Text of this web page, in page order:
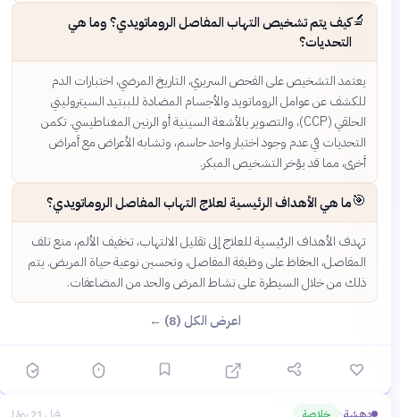
🔬كيف يتم تشخيص التهاب المفاصل الروماتويدي؟ وما هي
التحديات؟
يعتمد التشخيص على الفحص السريري، التاريخ المرضي، اختبارات الدم
للكشف عن عوامل الروماتويد والأجسام المضادة للببتيد السيتروليني
الحلقي (CCP)، والتصوير بالأشعة السينية أو الرنين المغناطيسي. تكمن
التحديات في عدم وجود اختبار واحد حاسم، وتشابه الأعراض مع أمراض
أخرى، مما قد يؤخر التشخيص المبكر.
🎯ما هي الأهداف الرئيسية لعلاج التهاب المفاصل الروماتويدي؟
تهدف الأهداف الرئيسية للعلاج إلى تقليل الالتهاب، تخفيف الألم، منع تلف
المفاصل، الحفاظ على وظيفة المفاصل، وتحسين نوعية حياة المريض. يتم
ذلك من خلال السيطرة على نشاط المرض والحد من المضاعفات.
اعرض الكل (8) ←
›